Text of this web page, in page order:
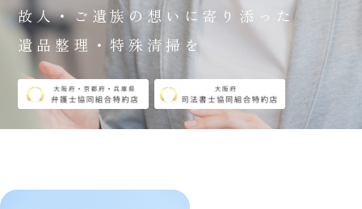
故人・ご遺族の想いに寄り添った
遺品整理・特殊清掃を